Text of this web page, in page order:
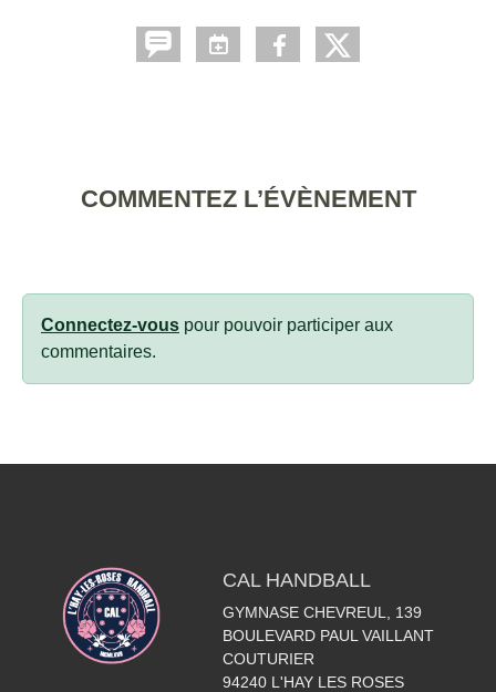
COMMENTEZ L’ÉVÈNEMENT
Connectez-vous pour pouvoir participer aux
commentaires.
CAL HANDBALL
GYMNASE CHEVREUL, 139
BOULEVARD PAUL VAILLANT
COUTURIER
94240 L'HAY LES ROSES